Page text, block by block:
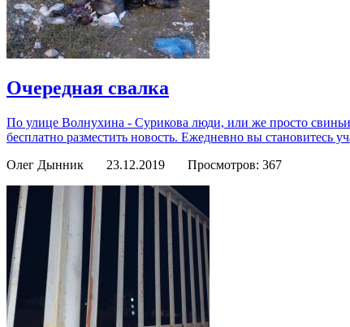
Очередная свалка
По улице Волнухина - Сурикова люди, или же просто
бесплатно разместить новость. Ежедневно вы
Олег Дынник
23.12.2019 Просмотров: 367